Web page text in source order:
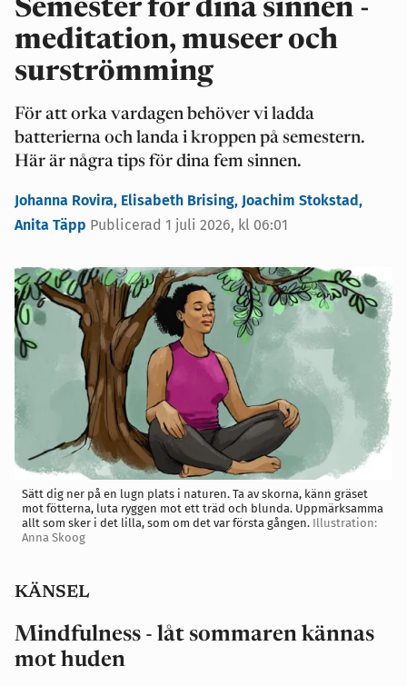
Semester för dina sinnen -
meditation, museer och
surströmming
För att orka vardagen behöver vi ladda
batterierna och landa i kroppen på semestern.
Här är några tips för dina fem sinnen.
Johanna Rovira, Elisabeth Brising, Joachim Stokstad,
Anita Täpp Publicerad 1 juli 2026, kl 06:01
Sätt dig ner på en lugn plats i naturen. Ta av skorna, känn gräset
mot fötterna, luta ryggen mot ett träd och blunda. Uppmärksamma
allt som sker i det lilla, som om det var första gången. Illustration:
Anna Skoog
KÄNSEL
Mindfulness - låt sommaren kännas
mot huden